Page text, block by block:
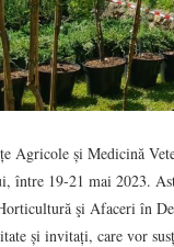
Agricole și Medicină
între 19-21 mai 2023.
şi Afaceri în
și invitați, care vor